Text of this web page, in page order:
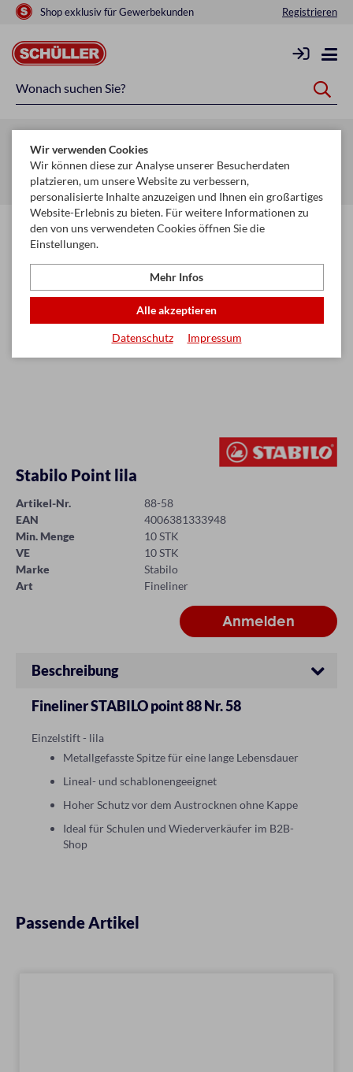
Shop exklusiv für Gewerbekunden Registrieren
Startseite Schule & Büro
Schreiben, Zeichnen & Korrigieren
Faserschreiber
Stabilo Point lila
Artikel-Nr.
88-58
EAN
4006381333948
Min. Menge
10 STK
VE
10 STK
Marke
Stabilo
Art
Fineliner
Beschreibung
Fineliner STABILO point 88 Nr. 58
Einzelstift - lila
Metallgefasste Spitze für eine lange Lebensdauer
Lineal- und schablonengeeignet
Hoher Schutz vor dem Austrocknen ohne Kappe
Ideal für Schulen und Wiederverkäufer im B2B-
Shop
Passende Artikel
Wir verwenden Cookies
Wir können diese zur Analyse unserer Besucherdaten
platzieren, um unsere Website zu verbessern,
personalisierte Inhalte anzuzeigen und Ihnen ein großartiges
Website-Erlebnis zu bieten. Für weitere Informationen zu
den von uns verwendeten Cookies öffnen Sie die
Einstellungen.
Mehr Infos
Alle akzeptieren
Datenschutz Impressum